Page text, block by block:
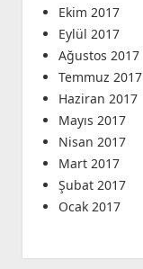
Ekim 2017
Eylül 2017
Ağustos 2017
Temmuz 2017
Haziran 2017
Mayıs 2017
Nisan 2017
Mart 2017
Şubat 2017
Ocak 2017